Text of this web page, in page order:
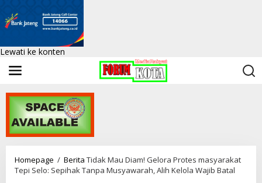
Lewati ke konten
Homepage / Berita Tidak Mau Diam! Gelora Protes masyarakat
Tepi Selo: Sepihak Tanpa Musyawarah, Alih Kelola Wajib Batal